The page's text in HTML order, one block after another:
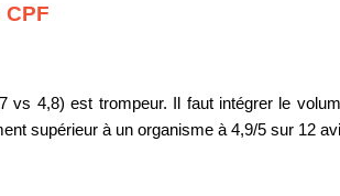
vs 4,8) est trompeur. Il faut intégrer le
supérieur à un organisme à 4,9/5 sur 12